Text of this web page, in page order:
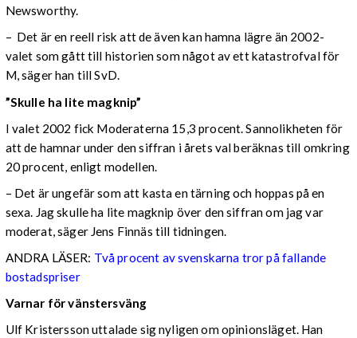
Newsworthy.
– Det är en reell risk att de även kan hamna lägre än 2002-
valet som gått till historien som något av ett katastrofval för
M, säger han till SvD.
”Skulle ha lite magknip”
I valet 2002 fick Moderaterna 15,3 procent. Sannolikheten för
att de hamnar under den siffran i årets val beräknas till omkring
20 procent, enligt modellen.
– Det är ungefär som att kasta en tärning och hoppas på en
sexa. Jag skulle ha lite magknip över den siffran om jag var
moderat, säger Jens Finnäs till tidningen.
ANDRA LÄSER: Två procent av svenskarna tror på fallande
bostadspriser
Varnar för vänstersväng
Ulf Kristersson uttalade sig nyligen om opinionsläget. Han